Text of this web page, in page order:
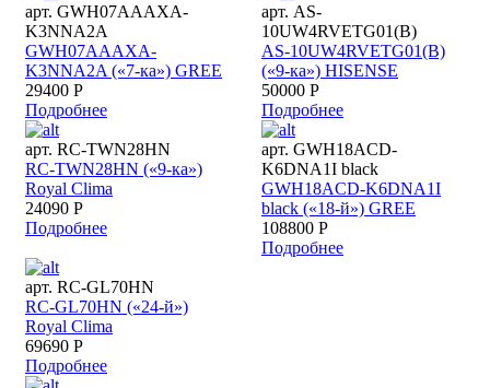
арт. GWH07AAAXA-
K3NNA2A
GWH07AAAXA-
K3NNA2A («7-ка») GREE
29400 Р
Подробнее
арт. AS-
10UW4RVETG01(B)
AS-10UW4RVETG01(B)
(«9-ка») HISENSE
50000 Р
Подробнее
арт. RC-TWN28HN
RC-TWN28HN («9-ка»)
Royal Clima
24090 Р
Подробнее
арт. GWH18ACD-
K6DNA1I black
GWH18ACD-K6DNA1I
black («18-й») GREE
108800 Р
Подробнее
арт. RC-GL70HN
RC-GL70HN («24-й»)
Royal Clima
69690 Р
Подробнее